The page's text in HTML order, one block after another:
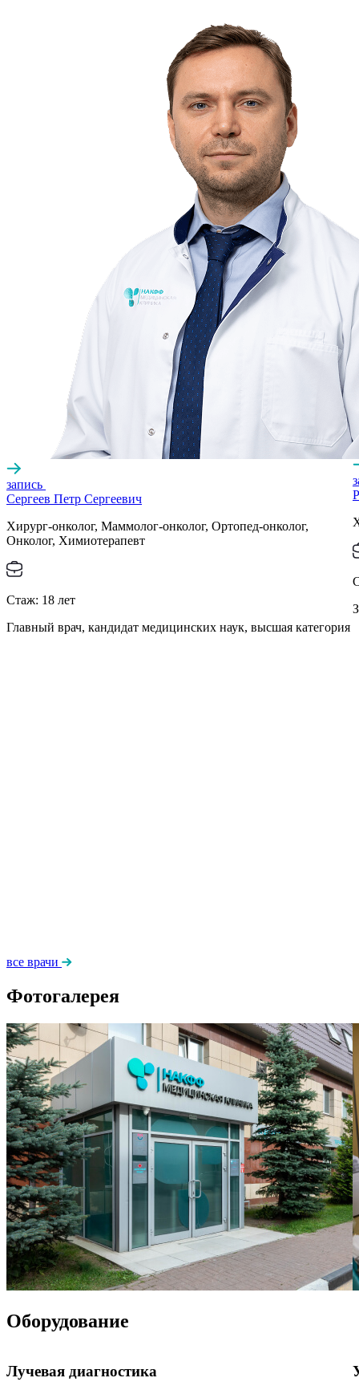
запись
Сергеев Петр Сергеевич
Хирург-онколог, Маммолог-онколог, Ортопед-онколог,
Онколог, Химиотерапевт
Стаж: 18 лет
Главный врач, кандидат медицинских наук, высшая категория
все врачи
Фотогалерея
Оборудование
Лучевая диагностика